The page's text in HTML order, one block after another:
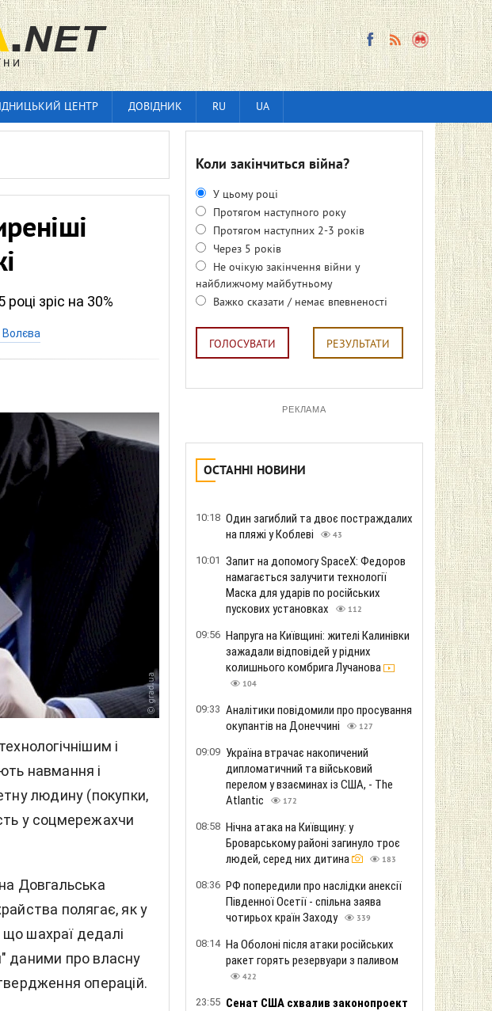
ЦЕНТР ДОВІДНИК RU UA
зріс на 30%
Волєва
і
навмання і
людину (покупки,
у соцмережахчи
Довгальська
полягає, як у
що шахраї дедалі
даними про власну
операцій.
Коли закінчиться війна?
У цьому році
Протягом наступного року
Протягом наступних 2-3 років
Через 5 років
Не очікую закінчення війни у
найближчому майбутньому
Важко сказати / немає впевненості
ГОЛОСУВАТИ РЕЗУЛЬТАТИ
РЕКЛАМА
ОСТАННІ НОВИНИ
10:18 Один загиблий та двоє постраждалих
на пляжі у Коблеві
43
10:01 Запит на допомогу SpaceX: Федоров
намагається залучити технології
Маска для ударів по російських
пускових установках
112
09:56 Напруга на Київщині: жителі Калинівки
зажадали відповідей у ​​рідних
колишнього комбрига Лучанова
104
09:33 Аналітики повідомили про просування
окупантів на Донеччині
127
09:09 Україна втрачає накопичений
дипломатичний та військовий
перелом у взаєминах із США, - The
Atlantic
172
08:58 Нічна атака на Київщину: у
Броварському районі загинуло троє
людей, серед них дитина
183
08:36 РФ попередили про наслідки анексії
Південної Осетії - спільна заява
чотирьох країн Заходу
339
08:14 На Оболоні після атаки російських
ракет горять резервуари з паливом
422
23:55 Сенат США схвалив законопроект